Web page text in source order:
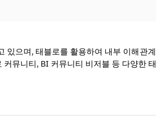
으며, 태블로를 활용하여 내부 이해관계
뮤니티, BI 커뮤니티 비저블 등 다양한 태